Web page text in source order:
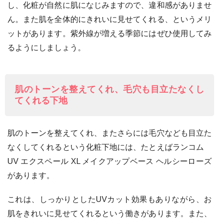
し、化粧が自然に肌になじみますので、違和感がありませ
ん。また肌を全体的にきれいに見せてくれる、というメリ
ットがあります。紫外線が増える季節にはぜひ使用してみ
るようにしましょう。
肌のトーンを整えてくれ、毛穴も目立たなくし
てくれる下地
肌のトーンを整えてくれ、またさらには毛穴なども目立た
なくしてくれるという化粧下地には、たとえばランコム
UV エクスペール XL メイクアップベース ヘルシーローズ
があります。
これは、しっかりとしたUVカット効果もありながら、お
肌をきれいに見せてくれるという働きがあります。また、